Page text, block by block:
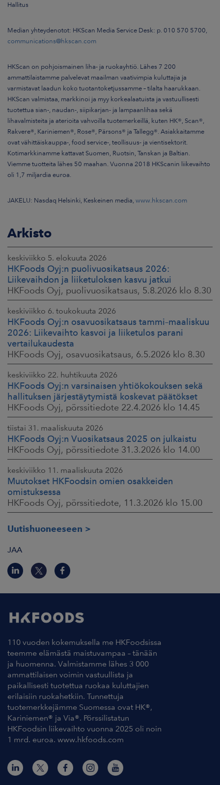
Hallitus
Median yhteydenotot: HKScan Media Service Desk: p. 010 570 5700,
communications@hkscan.com
HKScan on pohjoismainen liha- ja ruokayhtiö. Lähes 7 200
ammattilaistamme palvelevat maailman vaativimpia kuluttajia ja
varmistavat laadun koko tuotantoketjussamme – tilalta haarukkaan.
HKScan valmistaa, markkinoi ja myy korkealaatuista ja vastuullisesti
tuotettua sian-, naudan-, siipikarjan- ja lampaanlihaa sekä
lihavalmisteita ja aterioita vahvoilla tuotemerkeillä, kuten HK®, Scan®,
Rakvere®, Kariniemen®, Rose®, Pärsons® ja Tallegg®. Asiakkaitamme
ovat vähittäiskauppa-, food service-, teollisuus- ja vientisektorit.
Kotimarkkinamme kattavat Suomen, Ruotsin, Tanskan ja Baltian.
Viemme tuotteita lähes 50 maahan. Vuonna 2018 HKScanin liikevaihto
oli 1,7 miljardia euroa.
JAKELU: Nasdaq Helsinki, Keskeinen media, www.hkscan.com
Arkisto
keskiviikko 5. elokuuta 2026
HKFoods Oyj:n puolivuosikatsaus 2026:
Liikevaihdon ja liiketuloksen kasvu jatkui
HKFoods Oyj, puolivuosikatsaus, 5.8.2026 klo 8.30
keskiviikko 6. toukokuuta 2026
HKFoods Oyj:n osavuosikatsaus tammi–maaliskuu
2026: Liikevaihto kasvoi ja liiketulos parani
vertailukaudesta
HKFoods Oyj, osavuosikatsaus, 6.5.2026 klo 8.30
keskiviikko 22. huhtikuuta 2026
HKFoods Oyj:n varsinaisen yhtiökokouksen sekä
hallituksen järjestäytymistä koskevat päätökset
HKFoods Oyj, pörssitiedote 22.4.2026 klo 14.45
tiistai 31. maaliskuuta 2026
HKFoods Oyj:n Vuosikatsaus 2025 on julkaistu
HKFoods Oyj, pörssitiedote 31.3.2026 klo 14.00
keskiviikko 11. maaliskuuta 2026
Muutokset HKFoodsin omien osakkeiden
omistuksessa
HKFoods Oyj, pörssitiedote, 11.3.2026 klo 15.00
Uutishuoneeseen
JAA
110 vuoden kokemuksella me HKFoodsissa
teemme elämästä maistuvampaa – tänään
ja huomenna. Valmistamme lähes 3 000
ammattilaisen voimin vastuullista ja
paikallisesti tuotettua ruokaa kuluttajien
erilaisiin ruokahetkiin. Tunnettuja
tuotemerkkejämme Suomessa ovat HK®,
Kariniemen® ja Via®. Pörssilistatun
HKFoodsin liikevaihto vuonna 2025 oli noin
1 mrd. euroa. www.hkfoods.com